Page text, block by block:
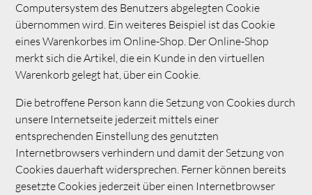
Computersystem des Benutzers abgelegten Cookie
übernommen wird. Ein weiteres Beispiel ist das Cookie
eines Warenkorbes im Online-Shop. Der Online-Shop
merkt sich die Artikel, die ein Kunde in den virtuellen
Warenkorb gelegt hat, über ein Cookie.
Die betroffene Person kann die Setzung von Cookies durch
unsere Internetseite jederzeit mittels einer
entsprechenden Einstellung des genutzten
Internetbrowsers verhindern und damit der Setzung von
Cookies dauerhaft widersprechen. Ferner können bereits
gesetzte Cookies jederzeit über einen Internetbrowser